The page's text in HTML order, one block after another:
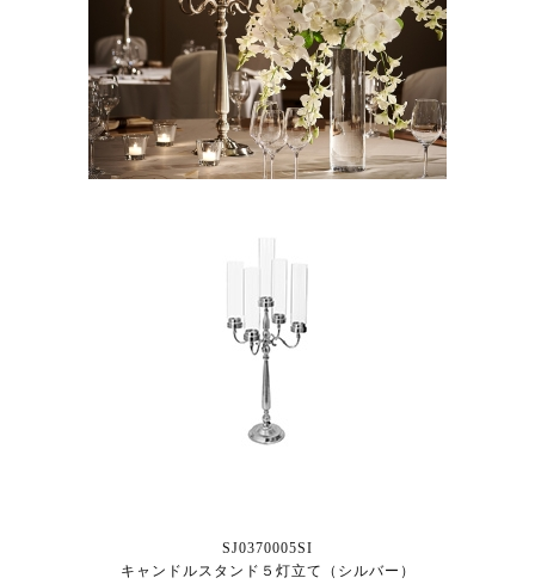
SJ0370005SI
キャンドルスタンド５灯立て（シルバー）